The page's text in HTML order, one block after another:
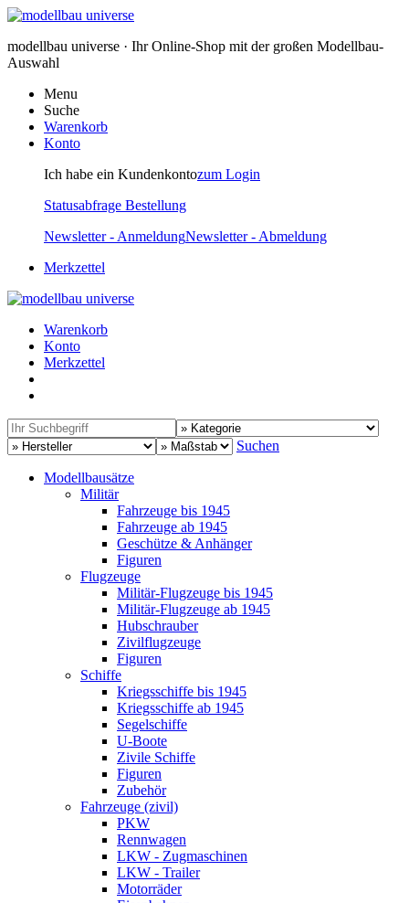
modellbau universe · Ihr Online-Shop mit der großen Modellbau-
Auswahl
Menu
Suche
Warenkorb
Konto
Ich habe ein Kundenkontozum Login
Statusabfrage Bestellung
Newsletter - AnmeldungNewsletter - Abmeldung
Merkzettel
Warenkorb
Konto
Merkzettel
Suchen
Modellbausätze
Militär
Fahrzeuge bis 1945
Fahrzeuge ab 1945
Geschütze & Anhänger
Figuren
Flugzeuge
Militär-Flugzeuge bis 1945
Militär-Flugzeuge ab 1945
Hubschrauber
Zivilflugzeuge
Figuren
Schiffe
Kriegsschiffe bis 1945
Kriegsschiffe ab 1945
Segelschiffe
U-Boote
Zivile Schiffe
Figuren
Zubehör
Fahrzeuge (zivil)
PKW
Rennwagen
LKW - Zugmaschinen
LKW - Trailer
Motorräder